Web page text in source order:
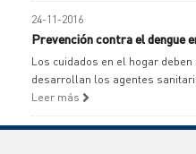
24-11-2016
Prevención contra el dengue
Los cuidados en el hogar
desarrollan los agentes
Leer más